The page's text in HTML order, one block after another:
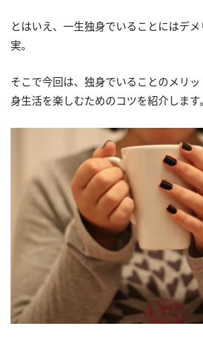
とはいえ、一生独身でいることにはデ
実。
そこで今回は、独身でいることのメリ
身生活を楽しむためのコツを紹介します。